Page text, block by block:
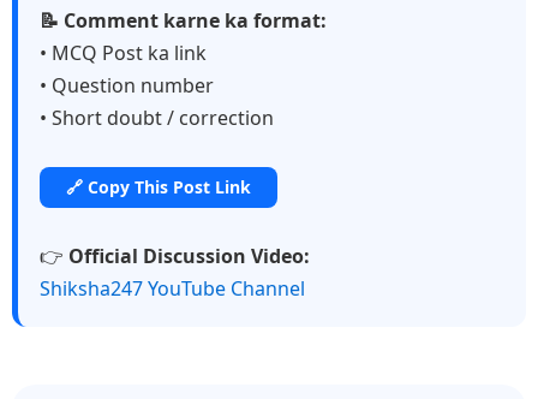
📝 Comment karne ka format:
• MCQ Post ka link
• Question number
• Short doubt / correction
🔗 Copy This Post Link
👉 Official Discussion Video:
Shiksha247 YouTube Channel